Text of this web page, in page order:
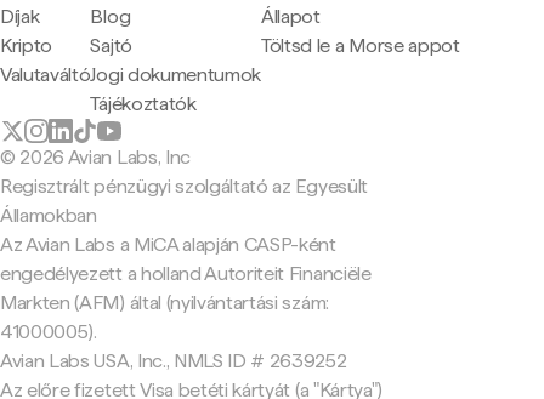
Díjak
Kripto
Valutaváltó
Blog
Sajtó
Jogi dokumentumok
Tájékoztatók
Állapot
Töltsd le a Morse appot
© 2026 Avian Labs, Inc
Regisztrált pénzügyi szolgáltató az Egyesült
Államokban
Az Avian Labs a MiCA alapján CASP-ként
engedélyezett a holland Autoriteit Financiële
Markten (AFM) által (nyilvántartási szám:
41000005).
Avian Labs USA, Inc., NMLS ID # 2639252
Az előre fizetett Visa betéti kártyát (a "Kártya")